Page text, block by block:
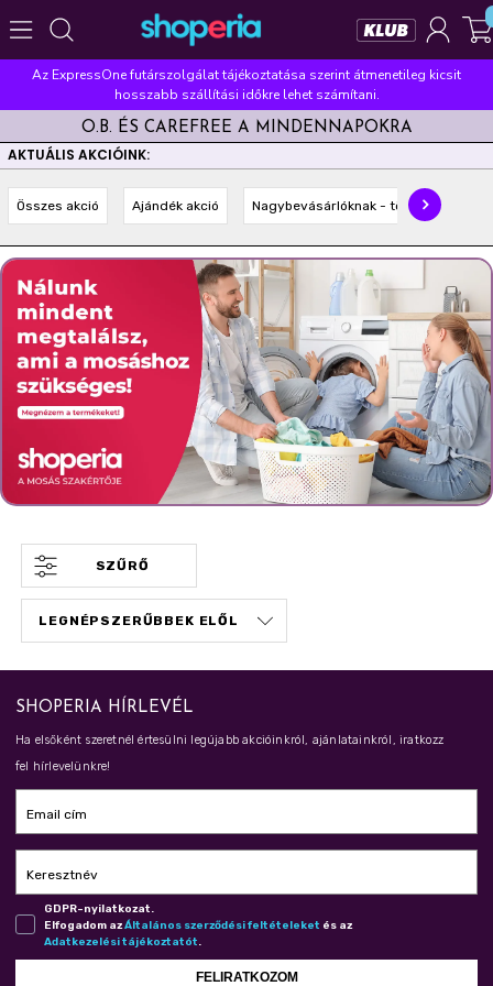
Népszerű kategóriák
Szépségápolás Élelmiszer Mosás Mosogatás
Takarítás Baba-mama
Népszerű márkák
Pampers Lenor Finish Violeta Coccolino
Népszerű keresések
leukoplast lenor finish pampers
Az ExpressOne futárszolgálat tájékoztatása szerint átmenetileg kicsit
hosszabb szállítási időkre lehet számítani.
O.B. ÉS CAREFREE A MINDENNAPOKRA
AKTUÁLIS AKCIÓINK:
Összes akció Ajándék akció Nagybevásárlóknak - többet
SZŰRŐ
SHOPERIA HÍRLEVÉL
Ha elsőként szeretnél értesülni legújabb akcióinkról, ajánlatainkról, iratkozz
fel hírlevelünkre!
Email cím
Keresztnév
GDPR-nyilatkozat.
Elfogadom azÁl­ta­lá­nos szer­ző­dé­si fel­té­te­le­ket és az
Adat­ke­ze­lé­si tá­jé­koz­ta­tót.
FELIRATKOZOM